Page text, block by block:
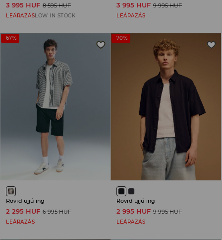
3 995 HUF 8 595 HUF
LEÁRAZÁSLOW IN STOCK
3 995 HUF 9 995 HUF
LEÁRAZÁS
-67%
Rövid ujjú ing
2 295 HUF 6 995 HUF
LEÁRAZÁS
-70%
Rövid ujjú ing
2 995 HUF 9 995 HUF
LEÁRAZÁS